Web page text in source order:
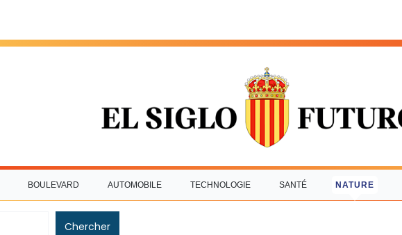
BOULEVARD AUTOMOBILE TECHNOLOGIE SANTÉ NATURE
Chercher